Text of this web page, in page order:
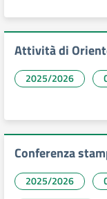
Attività di
2025/2026
Conferenza
2025/2026